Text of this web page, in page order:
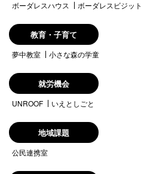
ボーダレスハウス ボーダレスビジット
教育・子育て
夢中教室 小さな森の学童
就労機会
UNROOF いえとしごと
地域課題
公民連携室